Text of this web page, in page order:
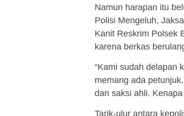
Namun harapan itu
Polisi Mengeluh,
Kanit Reskrim Polsek
karena berkas
“Kami sudah delapan
memang ada
dan saksi ahli.
Tarik-ulur antara